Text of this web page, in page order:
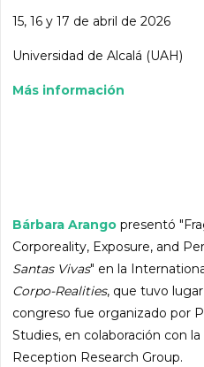
15, 16 y 17 de abril de 2026
Universidad de Alcalá (UAH)
Más información
Bárbara Arango presentó
Corporeality, Exposure, and
Santas Vivas" en la
Corpo-Realities, que tuvo lugar
congreso fue organizado por
Studies, en colaboración con
Reception Research Group.